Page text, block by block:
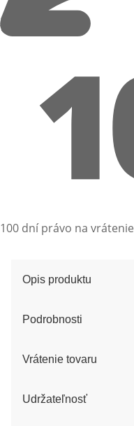
100 dní právo na vrátenie
Opis produktu
Podrobnosti
Vrátenie tovaru
Udržateľnosť